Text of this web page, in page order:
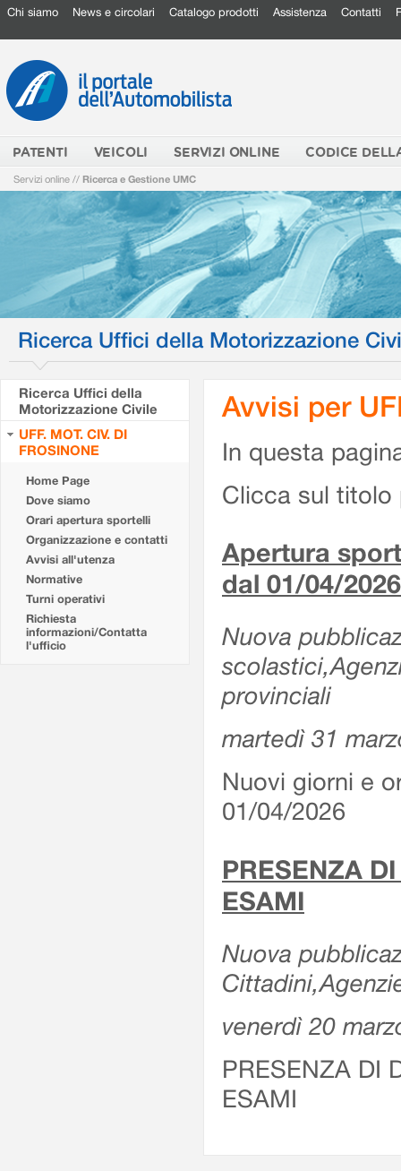
Chi siamo News e circolari Catalogo prodotti Assistenza Contatti
PATENTI VEICOLI SERVIZI ONLINE CODICE
Servizi online // Ricerca e Gestione UMC
Ricerca Uffici della Motorizzazione
Ricerca Uffici della
Motorizzazione Civile
UFF. MOT. CIV. DI
FROSINONE
Home Page
Dove siamo
Orari apertura sportelli
Organizzazione e contatti
Avvisi all'utenza
Normative
Turni operativi
Richiesta
informazioni/Contatta
l'ufficio
Avvisi per
In questa
Clicca sul titolo
Apertura
dal 01/04/2026
Nuova
provinciali
martedì 31
Nuovi giorni e
01/04/2026
PRESENZA
ESAMI
Nuova
venerdì 20
PRESENZA DI
ESAMI